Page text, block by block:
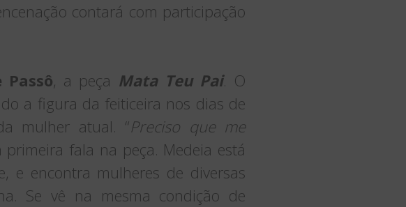
contará com participação
Passô, a peça Mata Teu Pai. O
a figura da feiticeira nos dias de
mulher atual. “Preciso que me
fala na peça. Medeia está
e encontra mulheres de diversas
Se vê na mesma condição de